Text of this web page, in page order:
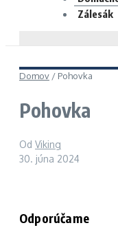
Zálesák
Domov / Pohovka
Pohovka
Od Viking
30. júna 2024
Odporúčame